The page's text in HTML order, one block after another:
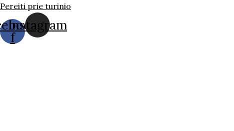
Pereiti prie turinio
f
Instagram